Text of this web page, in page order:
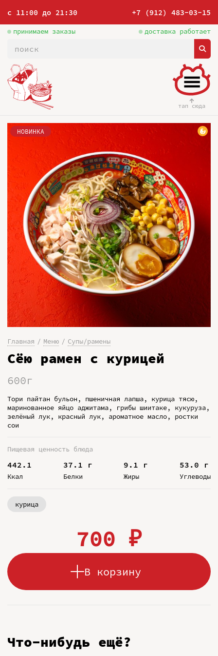
с 11:00 до 21:30 +7 (912) 483-03-15
принимаем заказы доставка работает
тап сюда
НОВИНКА
Главная Меню Супы/рамены
Сёю рамен с курицей
600г
Тори пайтан бульон, пшеничная лапша, курица тясю,
маринованное яйцо аджитама, грибы шиитаке, кукуруза,
зелёный лук, красный лук, ароматное масло, ростки
сои
Пищевая ценность блюда
442.1
Ккал
37.1 г
Белки
9.1 г
Жиры
53.0 г
Углеводы
курица
700 ₽
В корзину
Что-нибудь ещё?